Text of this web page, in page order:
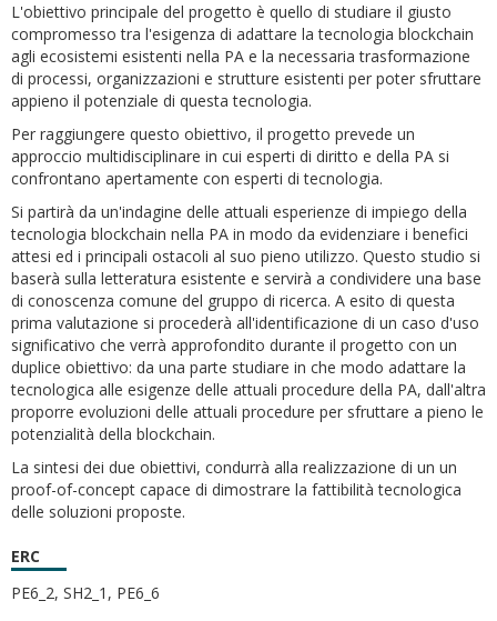
L'obiettivo principale del progetto è quello di studiare il giusto
compromesso tra l'esigenza di adattare la tecnologia blockchain
agli ecosistemi esistenti nella PA e la necessaria trasformazione
di processi, organizzazioni e strutture esistenti per poter sfruttare
appieno il potenziale di questa tecnologia.
Per raggiungere questo obiettivo, il progetto prevede un
approccio multidisciplinare in cui esperti di diritto e della PA si
confrontano apertamente con esperti di tecnologia.
Si partirà da un'indagine delle attuali esperienze di impiego della
tecnologia blockchain nella PA in modo da evidenziare i benefici
attesi ed i principali ostacoli al suo pieno utilizzo. Questo studio si
baserà sulla letteratura esistente e servirà a condividere una base
di conoscenza comune del gruppo di ricerca. A esito di questa
prima valutazione si procederà all'identificazione di un caso d'uso
significativo che verrà approfondito durante il progetto con un
duplice obiettivo: da una parte studiare in che modo adattare la
tecnologica alle esigenze delle attuali procedure della PA, dall'altra
proporre evoluzioni delle attuali procedure per sfruttare a pieno le
potenzialità della blockchain.
La sintesi dei due obiettivi, condurrà alla realizzazione di un un
proof-of-concept capace di dimostrare la fattibilità tecnologica
delle soluzioni proposte.
ERC
PE6_2, SH2_1, PE6_6